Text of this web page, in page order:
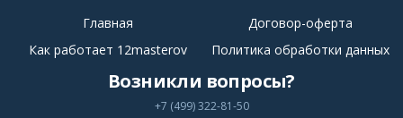
Главная
Договор-оферта
Как работает 12masterov
Политика обработки данных
Возникли вопросы?
+7 (499) 322-81-50